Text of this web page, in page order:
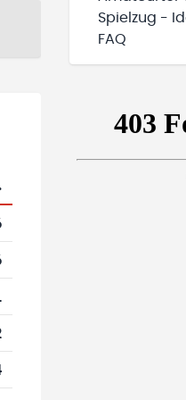
Spielzug -
FAQ